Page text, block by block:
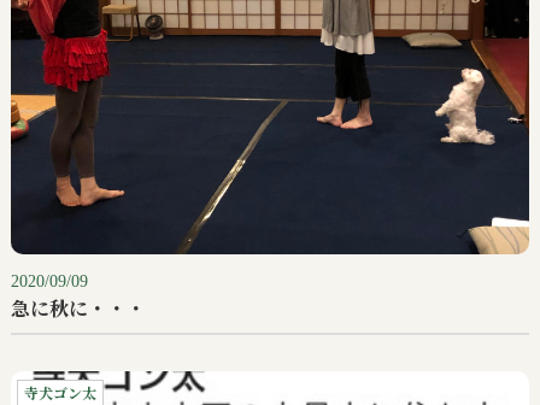
2020/09/09
急に秋に・・・
寺犬ゴン太